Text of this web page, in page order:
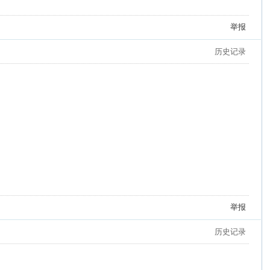
举报
历史记录
举报
历史记录